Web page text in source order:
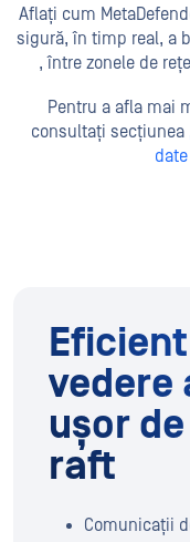
Aflați cum
sigură, în timp real, a
, între zonele de
Pentru a afla mai
consultați secțiunea
vedere
ușor
raft
Comunicații